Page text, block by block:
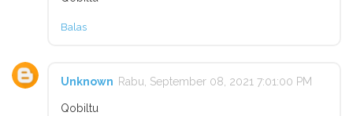
Balas
Unknown Rabu, September 08, 2021 7:01:00 PM
Qobiltu